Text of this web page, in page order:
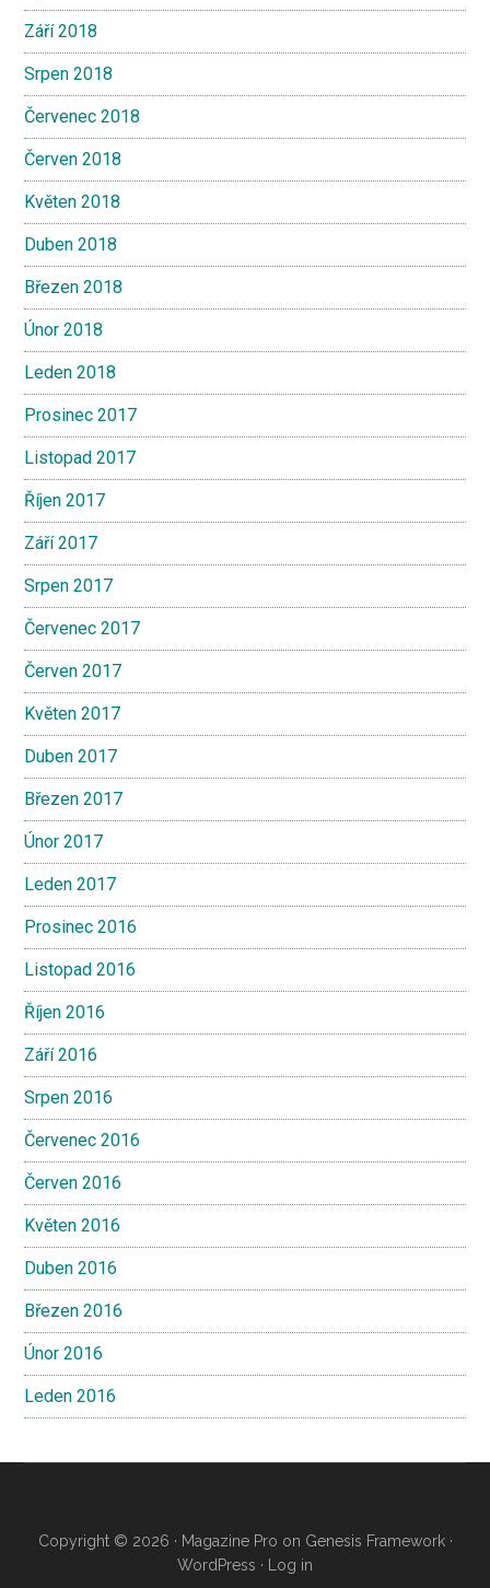
Září 2018
Srpen 2018
Červenec 2018
Červen 2018
Květen 2018
Duben 2018
Březen 2018
Únor 2018
Leden 2018
Prosinec 2017
Listopad 2017
Říjen 2017
Září 2017
Srpen 2017
Červenec 2017
Červen 2017
Květen 2017
Duben 2017
Březen 2017
Únor 2017
Leden 2017
Prosinec 2016
Listopad 2016
Říjen 2016
Září 2016
Srpen 2016
Červenec 2016
Červen 2016
Květen 2016
Duben 2016
Březen 2016
Únor 2016
Leden 2016
Copyright © 2026 · Magazine Pro on Genesis Framework·
WordPress · Log in